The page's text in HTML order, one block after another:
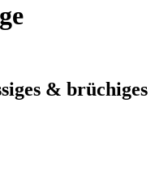
& brüchiges